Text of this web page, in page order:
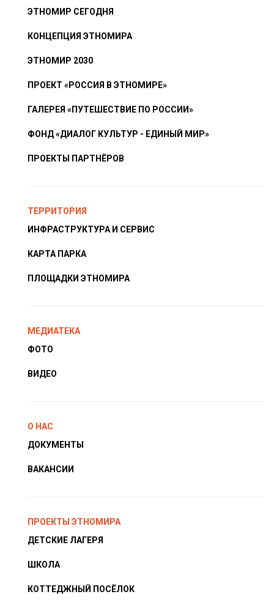
ЭТНОМИР СЕГОДНЯ
КОНЦЕПЦИЯ ЭТНОМИРА
ЭТНОМИР 2030
ПРОЕКТ «РОССИЯ В ЭТНОМИРЕ»
ГАЛЕРЕЯ «ПУТЕШЕСТВИЕ ПО РОССИИ»
ФОНД «ДИАЛОГ КУЛЬТУР - ЕДИНЫЙ МИР»
ПРОЕКТЫ ПАРТНЁРОВ
ТЕРРИТОРИЯ
ИНФРАСТРУКТУРА И СЕРВИС
КАРТА ПАРКА
ПЛОЩАДКИ ЭТНОМИРА
МЕДИАТЕКА
ФОТО
ВИДЕО
О НАС
ДОКУМЕНТЫ
ВАКАНСИИ
ПРОЕКТЫ ЭТНОМИРА
ДЕТСКИЕ ЛАГЕРЯ
ШКОЛА
КОТТЕДЖНЫЙ ПОСЁЛОК